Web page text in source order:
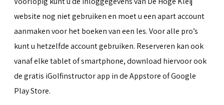
website nog niet gebruiken en moet u een apart account
aanmaken voor het boeken van een les. Voor alle pro’s
kunt u hetzelfde account gebruiken. Reserveren kan ook
vanaf elke tablet of smartphone, download hiervoor ook
de gratis iGolfinstructor app in de Appstore of Google
Play Store.